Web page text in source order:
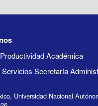
Académica
Servicios Secretaría
Universidad Nacional